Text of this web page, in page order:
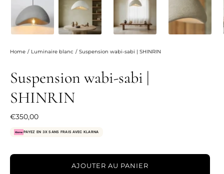
Home / Luminaire blanc / Suspension wabi-sabi | SHINRIN
Suspension wabi-sabi |
SHINRIN
€350,00
PAYEZ EN 3X SANS FRAIS AVEC KLARNA
AJOUTER AU PANIER